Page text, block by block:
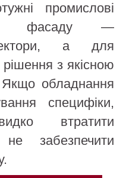
промислові
фасаду —
а для
з якісною
обладнання
специфіки,
втратити
забезпечити